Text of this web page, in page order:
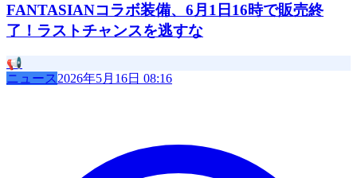
FANTASIANコラボ装備、6月1日16時で販売終
了！ラストチャンスを逃すな
📢
ニュース 2026年5月16日 08:16